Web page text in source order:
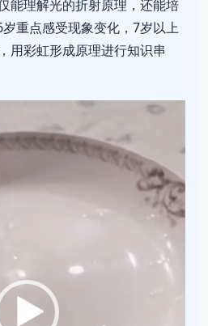
能理解光的折射原理，还能培
重点感受现象变化，7岁以上
用彩虹形成原理进行知识串